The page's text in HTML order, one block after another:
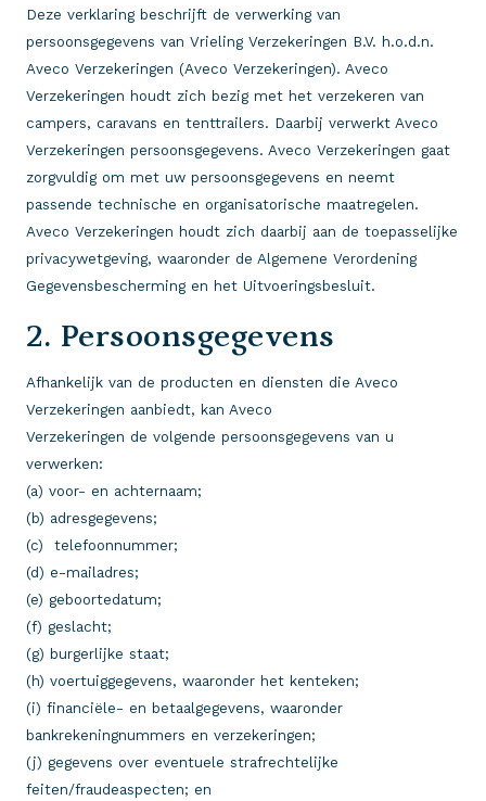
Deze verklaring beschrijft de verwerking van
persoonsgegevens van Vrieling Verzekeringen B.V. h.o.d.n.
Aveco Verzekeringen (Aveco Verzekeringen). Aveco
Verzekeringen houdt zich bezig met het verzekeren van
campers, caravans en tenttrailers. Daarbij verwerkt Aveco
Verzekeringen persoonsgegevens. Aveco Verzekeringen gaat
zorgvuldig om met uw persoonsgegevens en neemt
passende technische en organisatorische maatregelen.
Aveco Verzekeringen houdt zich daarbij aan de toepasselijke
privacywetgeving, waaronder de Algemene Verordening
Gegevensbescherming en het Uitvoeringsbesluit.
2. Persoonsgegevens
Afhankelijk van de producten en diensten die Aveco
Verzekeringen aanbiedt, kan Aveco
Verzekeringen de volgende persoonsgegevens van u
verwerken:
(a) voor- en achternaam;
(b) adresgegevens;
(c) telefoonnummer;
(d) e-mailadres;
(e) geboortedatum;
(f) geslacht;
(g) burgerlijke staat;
(h) voertuiggegevens, waaronder het kenteken;
(i) financiële- en betaalgegevens, waaronder
bankrekeningnummers en verzekeringen;
(j) gegevens over eventuele strafrechtelijke
feiten/fraudeaspecten; en